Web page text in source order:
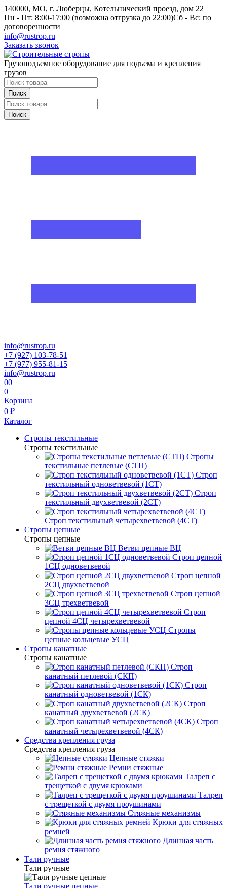
140000, МО, г. Люберцы, Котельнический проезд, дом 22
Пн - Пт: 8:00-17:00 (возможна отгрузка до 22:00)Сб - Вс: по
договоренности
info@rustrop.ru
Заказать звонок
Грузоподъемное оборудование для подъема и крепления
грузов
Поиск
Поиск
info@rustrop.ru
+7 (927) 103-78-51
+7 (977) 955-81-15
info@rustrop.ru
00
0
Корзина
0 ₽
Каталог
Стропы текстильные
Стропы текстильные
Стропы
текстильные петлевые (СТП)
Строп
текстильный одноветвевой (1СТ)
Строп
текстильный двухветвевой (2СТ)
Строп текстильный четырехветвевой (4СТ)
Стропы цепные
Стропы цепные
Ветви цепные ВЦ
Строп цепной
1СЦ одноветвевой
Строп цепной
2СЦ двухветвевой
Строп цепной
3СЦ трехветвевой
Строп
цепной 4СЦ четырехветвевой
Стропы
цепные кольцевые УСЦ
Стропы канатные
Стропы канатные
Строп
канатный петлевой (СКП)
Строп
канатный одноветвевой (1СК)
Строп
канатный двухветвевой (2СК)
Строп
канатный четырехветвевой (4СК)
Средства крепления груза
Средства крепления груза
Цепные стяжки
Ремни стяжные
Талреп с
трещеткой с двумя крюками
Талреп
с трещеткой с двумя проушинами
Стяжные механизмы
Крюки для стяжных
ремней
Длинная часть
ремня стяжного
Тали ручные
Тали ручные
Тали ручные цепные